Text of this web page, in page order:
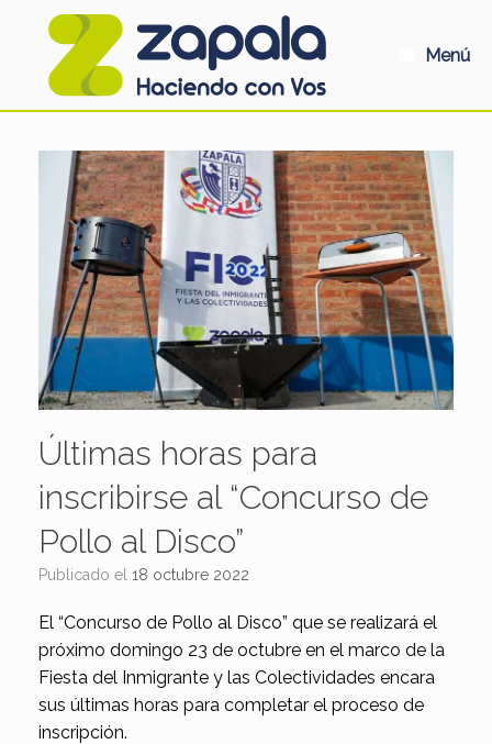
Menú
Últimas horas para
inscribirse al “Concurso de
Pollo al Disco”
Publicado el 18 octubre 2022
El “Concurso de Pollo al Disco” que se realizará el
próximo domingo 23 de octubre en el marco de la
Fiesta del Inmigrante y las Colectividades encara
sus últimas horas para completar el proceso de
inscripción.